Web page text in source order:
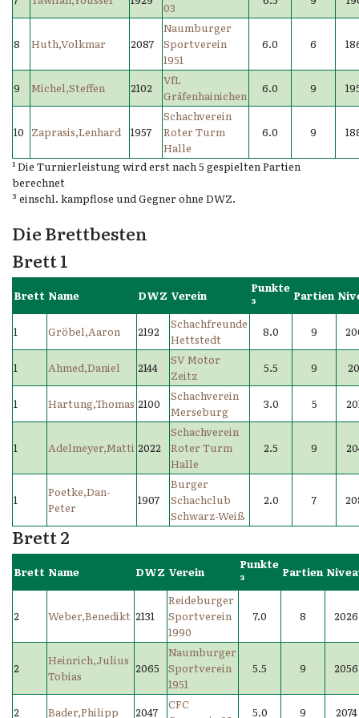
03
8 Huth,Volkmar 2087
Naumburger
Sportverein
1951
6.0 6
9 Michel,Steffen 2102
VfL
Gräfenhainichen
6.0 9
10 Zaprasis,Lenhard 1957
Schachverein
Roter Turm
Halle
6.0 9
¹ Die Turnierleistung wird erst nach 5 gespielten Partien
berechnet
³ einschl. kampflose und Gegner ohne DWZ.
Die Brettbesten
Brett 1
Brett Name DWZ Verein
Punkte
³
Partien
1 Gröbel,Aaron 2192
Schachfreunde
Hettstedt
8.0 9
1 Ahmed,Daniel 2144
SV Motor
Zeitz
5.5 9
1 Hartung,Thomas 2100
Schachverein
Merseburg
3.0 5
1 Adelmeyer,Matti 2022
Schachverein
Roter Turm
Halle
2.5 9
1
Poetke,Dan-
Peter
1907
Burger
Schachclub
Schwarz-Weiß
2.0 7
Brett 2
Brett Name DWZ Verein
Punkte
³
Partien
2 Weber,Benedikt 2131
Reideburger
Sportverein
1990
7.0 8 2026
2
Heinrich,Julius
Tobias
2065
Naumburger
Sportverein
1951
5.5 9 2056
2 Bader,Philipp 2047
CFC
5.0 9 2074